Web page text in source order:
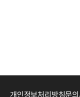
개인정보처리방침문